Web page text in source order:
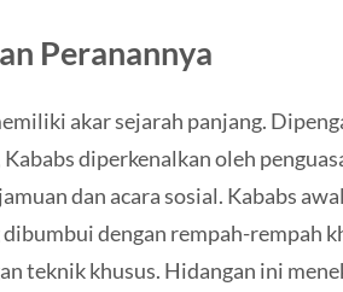
Peranannya
akar sejarah panjang.
diperkenalkan oleh
dan acara sosial. Kababs
dibumbui dengan rempah-rempah
teknik khusus. Hidangan ini